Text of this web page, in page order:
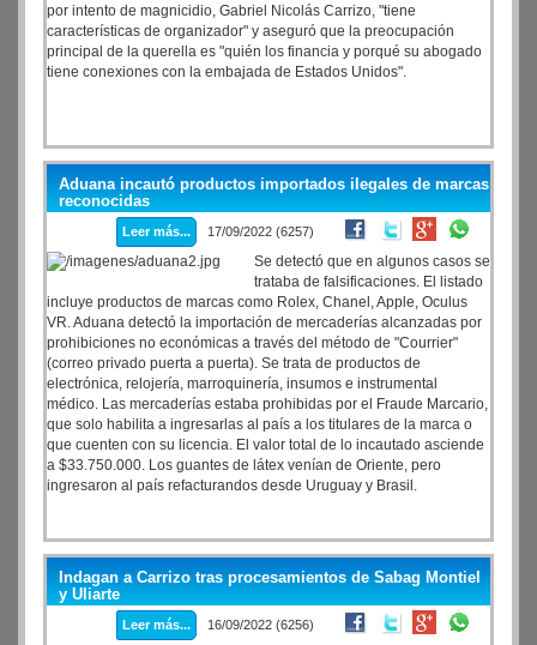
por intento de magnicidio, Gabriel Nicolás Carrizo, "tiene
características de organizador" y aseguró que la preocupación
principal de la querella es "quién los financia y porqué su abogado
tiene conexiones con la embajada de Estados Unidos".
Aduana incautó productos importados ilegales de marcas
reconocidas
Leer más... 17/09/2022 (6257)
Se detectó que en algunos casos se
trataba de falsificaciones. El listado
incluye productos de marcas como Rolex, Chanel, Apple, Oculus
VR. Aduana detectó la importación de mercaderías alcanzadas por
prohibiciones no económicas a través del método de "Courrier"
(correo privado puerta a puerta). Se trata de productos de
electrónica, relojería, marroquinería, insumos e instrumental
médico. Las mercaderías estaba prohibidas por el Fraude Marcario,
que solo habilita a ingresarlas al país a los titulares de la marca o
que cuenten con su licencia. El valor total de lo incautado asciende
a $33.750.000. Los guantes de látex venían de Oriente, pero
ingresaron al país refacturandos desde Uruguay y Brasil.
Indagan a Carrizo tras procesamientos de Sabag Montiel
y Uliarte
Leer más... 16/09/2022 (6256)